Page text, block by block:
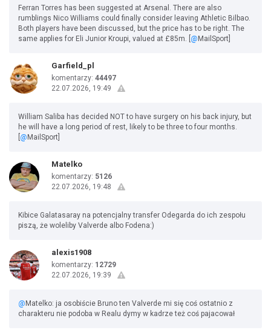
Ferran Torres has been suggested at Arsenal. There are also
rumblings Nico Williams could finally consider leaving Athletic Bilbao.
Both players have been discussed, but the price has to be right. The
same applies for Eli Junior Kroupi, valued at £85m. [ @ MailSport]
Garfield_pl
komentarzy: 44497
22.07.2026, 19:49
William Saliba has decided NOT to have surgery on his back injury, but
he will have a long period of rest, likely to be three to four months.
@ MailSport]
Matelko
komentarzy: 5126
22.07.2026, 19:48
Kibice Galatasaray na potencjalny transfer Odegarda do ich zespołu
piszą, że woleliby Valverde albo Fodena:)
alexis1908
komentarzy: 12729
22.07.2026, 19:39
@ Matelko: ja osobiście Bruno ten Valverde mi się coś ostatnio z
charakteru nie podoba w Realu dymy w kadrze też coś pajacował